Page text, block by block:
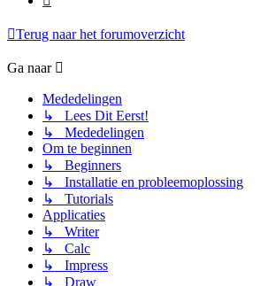
Terug naar het forumoverzicht
Ga naar
Mededelingen
↳ Lees Dit Eerst!
↳ Mededelingen
Om te beginnen
↳ Beginners
↳ Installatie en probleemoplossing
↳ Tutorials
Applicaties
↳ Writer
↳ Calc
↳ Impress
↳ Draw